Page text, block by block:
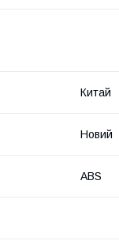
Китай
Новий
ABS